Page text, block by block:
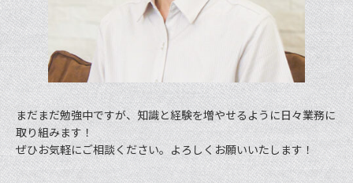
まだまだ勉強中ですが、知識と経験を増やせるように日々業務に
取り組みます！
ぜひお気軽にご相談ください。よろしくお願いいたします！